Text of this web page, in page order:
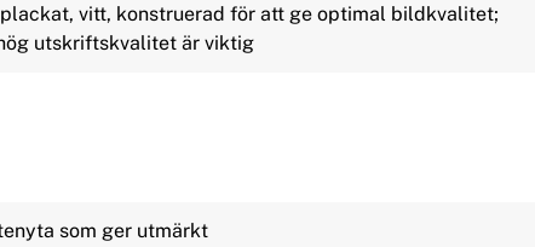
vitt, konstruerad för att ge optimal bildkvalitet;
utskriftskvalitet är viktig
som ger utmärkt